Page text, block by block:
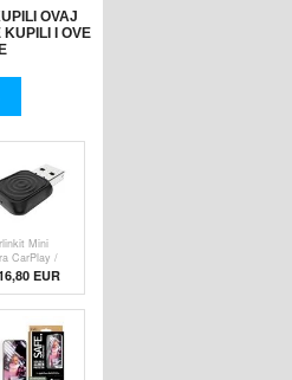
OVAJ
KUPILI I OVE
Apple
Mini
CarPlay /
EUR